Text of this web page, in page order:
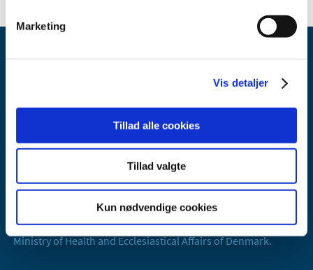
Marketing
Vis detaljer
Tillad alle cookies
Tillad valgte
Kun nødvendige cookies
Danish Medicines Agency
Email:dkma@dkma.dk
The Danish Medicines Agency is part of the
Ministry of Health and Ecclesiastical Affairs of Denmark.